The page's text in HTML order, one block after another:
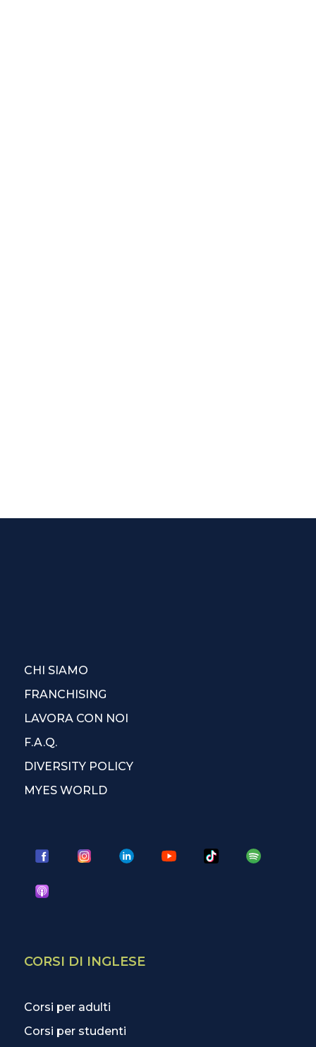
CHI SIAMO
FRANCHISING
LAVORA CON NOI
F.A.Q.
DIVERSITY POLICY
MYES WORLD
CORSI DI INGLESE
Corsi per adulti
Corsi per studenti